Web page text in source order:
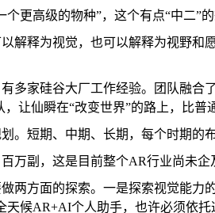
更高级的物种”，这个有点“中二”
解释为视觉，也可以解释为视野
多家硅谷大厂工作经验。团队融
让仙瞬在“改变世界”的路上，比普
。短期、中期、长期，每个时期的
万副，这是目前整个AR行业尚未
两方面的探索。一是探索视觉能
候AR+AI个人助手，也许必须依